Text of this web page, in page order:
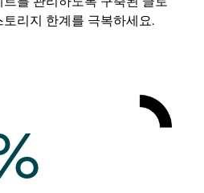
리지 한계를 극복하세요.